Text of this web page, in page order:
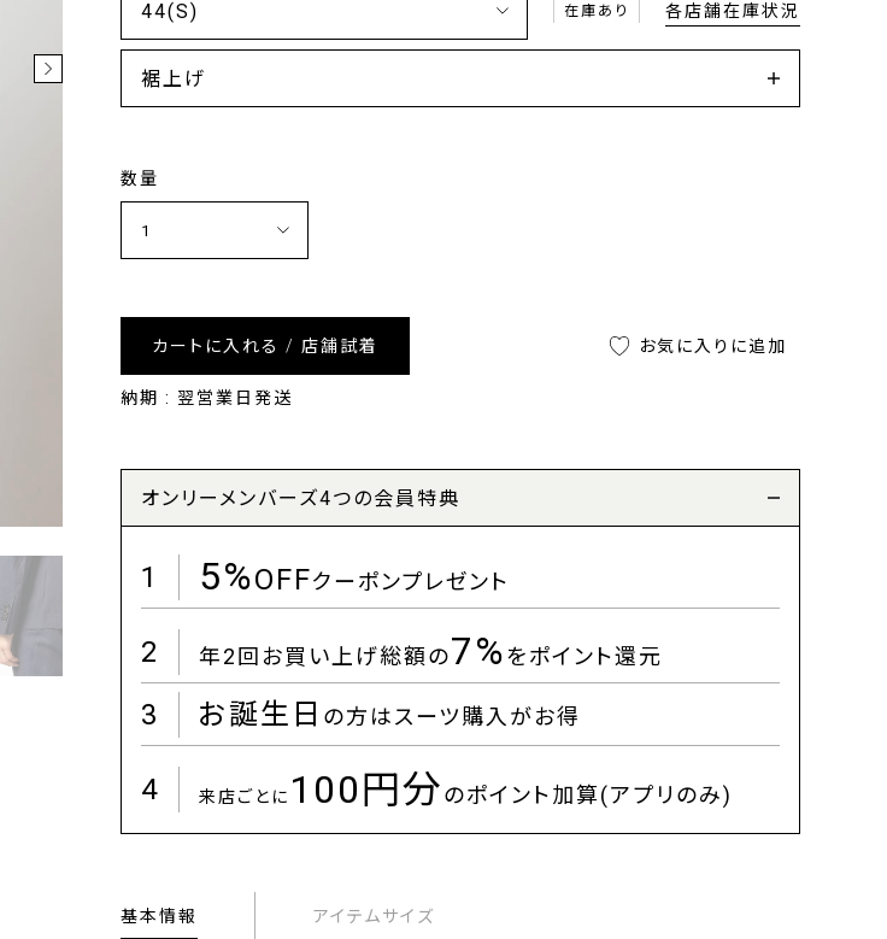
在庫あり 各店舗在庫状況
裾上げ
数量
カートに入れる / 店舗試着
納期 : 翌営業日発送
お気に入りに追加
オンリーメンバーズ4つの会員特典
1 5%OFFクーポンプレゼント
2 年2回お買い上げ総額の7%をポイント還元
3 お誕生日 の方はスーツ購入がお得
4 来店ごとに 100円分のポイント加算(アプリのみ)
基本情報 アイテムサイズ